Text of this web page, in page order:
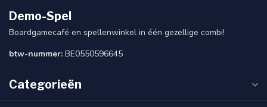
Demo-Spel
Boardgamecafé en spellenwinkel in één gezellige combi!
btw-nummer: BE0550596645
Categorieën